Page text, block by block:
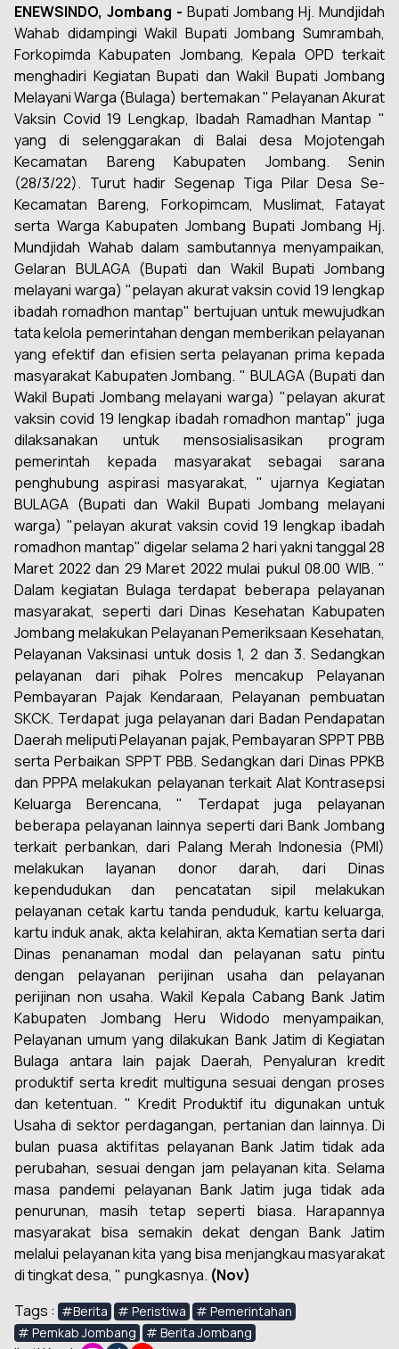
ENEWSINDO, Jombang - Bupati Jombang Hj. Mundjidah
Wahab didampingi Wakil Bupati Jombang Sumrambah,
Forkopimda Kabupaten Jombang, Kepala OPD terkait
menghadiri Kegiatan Bupati dan Wakil Bupati Jombang
Melayani Warga (Bulaga) bertemakan " Pelayanan Akurat
Vaksin Covid 19 Lengkap, Ibadah Ramadhan Mantap "
yang di selenggarakan di Balai desa Mojotengah
Kecamatan Bareng Kabupaten Jombang. Senin
(28/3/22). Turut hadir Segenap Tiga Pilar Desa Se-
Kecamatan Bareng, Forkopimcam, Muslimat, Fatayat
serta Warga Kabupaten Jombang Bupati Jombang Hj.
Mundjidah Wahab dalam sambutannya menyampaikan,
Gelaran BULAGA (Bupati dan Wakil Bupati Jombang
melayani warga) "pelayan akurat vaksin covid 19 lengkap
ibadah romadhon mantap" bertujuan untuk mewujudkan
tata kelola pemerintahan dengan memberikan pelayanan
yang efektif dan efisien serta pelayanan prima kepada
masyarakat Kabupaten Jombang. " BULAGA (Bupati dan
Wakil Bupati Jombang melayani warga) "pelayan akurat
vaksin covid 19 lengkap ibadah romadhon mantap" juga
dilaksanakan untuk mensosialisasikan program
pemerintah kepada masyarakat sebagai sarana
penghubung aspirasi masyarakat, " ujarnya Kegiatan
BULAGA (Bupati dan Wakil Bupati Jombang melayani
warga) "pelayan akurat vaksin covid 19 lengkap ibadah
romadhon mantap" digelar selama 2 hari yakni tanggal 28
Maret 2022 dan 29 Maret 2022 mulai pukul 08.00 WIB. "
Dalam kegiatan Bulaga terdapat beberapa pelayanan
masyarakat, seperti dari Dinas Kesehatan Kabupaten
Jombang melakukan Pelayanan Pemeriksaan Kesehatan,
Pelayanan Vaksinasi untuk dosis 1, 2 dan 3. Sedangkan
pelayanan dari pihak Polres mencakup Pelayanan
Pembayaran Pajak Kendaraan, Pelayanan pembuatan
SKCK. Terdapat juga pelayanan dari Badan Pendapatan
Daerah meliputi Pelayanan pajak, Pembayaran SPPT PBB
serta Perbaikan SPPT PBB. Sedangkan dari Dinas PPKB
dan PPPA melakukan pelayanan terkait Alat Kontrasepsi
Keluarga Berencana, " Terdapat juga pelayanan
beberapa pelayanan lainnya seperti dari Bank Jombang
terkait perbankan, dari Palang Merah Indonesia (PMI)
melakukan layanan donor darah, dari Dinas
kependudukan dan pencatatan sipil melakukan
pelayanan cetak kartu tanda penduduk, kartu keluarga,
kartu induk anak, akta kelahiran, akta Kematian serta dari
Dinas penanaman modal dan pelayanan satu pintu
dengan pelayanan perijinan usaha dan pelayanan
perijinan non usaha. Wakil Kepala Cabang Bank Jatim
Kabupaten Jombang Heru Widodo menyampaikan,
Pelayanan umum yang dilakukan Bank Jatim di Kegiatan
Bulaga antara lain pajak Daerah, Penyaluran kredit
produktif serta kredit multiguna sesuai dengan proses
dan ketentuan. " Kredit Produktif itu digunakan untuk
Usaha di sektor perdagangan, pertanian dan lainnya. Di
bulan puasa aktifitas pelayanan Bank Jatim tidak ada
perubahan, sesuai dengan jam pelayanan kita. Selama
masa pandemi pelayanan Bank Jatim juga tidak ada
penurunan, masih tetap seperti biasa. Harapannya
masyarakat bisa semakin dekat dengan Bank Jatim
melalui pelayanan kita yang bisa menjangkau masyarakat
di tingkat desa, " pungkasnya. (Nov)
Tags : #Berita # Peristiwa
# Pemerintahan
# Pemkab Jombang
# Berita Jombang